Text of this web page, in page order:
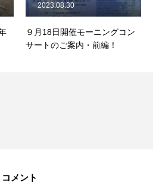
９月18日開催モーニングコン
サートのご案内・前編！
2023.08.30
コメント